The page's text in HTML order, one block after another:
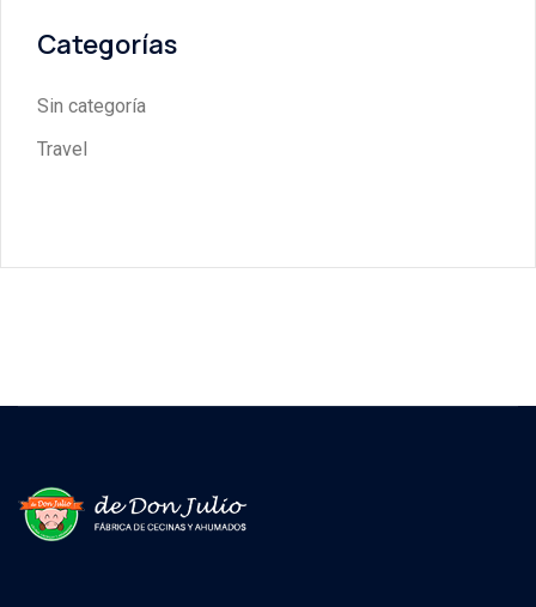
Categorías
Sin categoría
Travel